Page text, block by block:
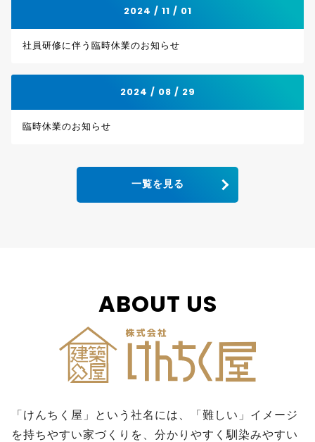
2024 / 11 / 01
社員研修に伴う臨時休業のお知らせ
2024 / 08 / 29
臨時休業のお知らせ
一覧を見る
ABOUT US
「けんちく屋」という社名には、「難しい」イメージ
を持ちやすい家づくりを、分かりやすく馴染みやすい